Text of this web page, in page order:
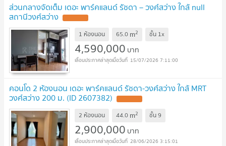
ส่วนกลางจัดเต็ม เดอะ พาร์คแลนด์ รัชดา – วงศ์สว่าง ใกล้ null
สถานีวงศ์สว่าง
1 ห้องนอน 65.0 m2 ชั้น 1x
4,590,000 บาท
15/07/2026 7:11:00
คอนโด 2 ห้องนอน เดอะ พาร์คแลนด์ รัชดา-วงศ์สว่าง ใกล้ MRT
วงศ์สว่าง 200 ม. (ID 2607382)
2 ห้องนอน 44.0 m2 ชั้น9
2,900,000 บาท
28/06/2026 3:15:01